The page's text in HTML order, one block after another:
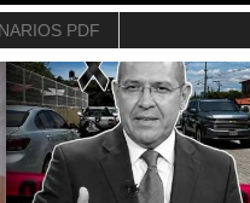
PDF